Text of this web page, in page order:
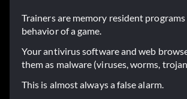
Trainers are memory resident
behavior of a game.
Your antivirus software and web
them as malware (viruses, worms,
This is almost always a false alarm.